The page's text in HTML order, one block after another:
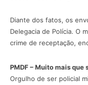
Diante dos fatos, os
Delegacia de Polícia. O
crime de receptação,
PMDF – Muito mais que
Orgulho de ser policial